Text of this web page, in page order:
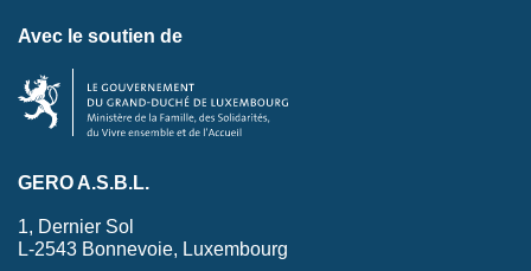
Avec le soutien de
GERO A.S.B.L.
1, Dernier Sol
L-2543 Bonnevoie, Luxembourg